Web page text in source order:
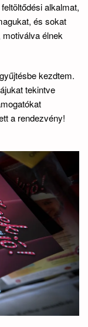
alkalmat,
és sokat
élnek
kezdtem.
tekintve
a rendezvény!